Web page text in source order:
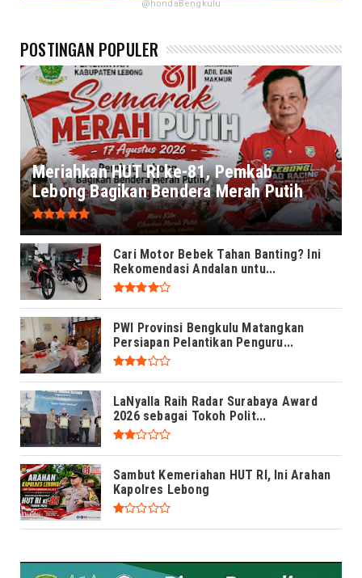
@hondaBengkulu
POSTINGAN POPULER
Meriahkan HUT RI ke-81, Pemkab
Lebong Bagikan Bendera Merah Putih
Cari Motor Bebek Tahan Banting? Ini
Rekomendasi Andalan untu...
PWI Provinsi Bengkulu Matangkan
Persiapan Pelantikan Penguru...
LaNyalla Raih Radar Surabaya Award
2026 sebagai Tokoh Polit...
Sambut Kemeriahan HUT RI, Ini Arahan
Kapolres Lebong